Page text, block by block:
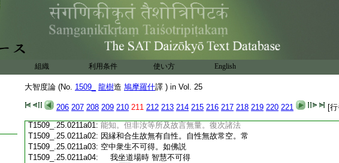
組織 利用条件 使い方 English
大智度論 (No. 1509_ 龍樹造 鳩摩羅什譯 ) in Vol. 25
206 207 208 209 210 211 212 213 214 215 216 217 218 219 220 221 [
T1509_.25.0210c19:亦必當滅。菩薩得一切種智時。身出光明
T1509_.25.0210c20: 照無量世界。一一光明變化作無量身。度
T1509_.25.0210c21:十方無量衆生。涅槃後八萬四千法聚。舍利
T1509_.25.0210c22:
化度衆生。如劫盡火照久亦復滅。問曰。汝
自言光明變化作無量身。度十方無量衆生。
今何以言有量因縁故。所度亦應有量。答
T1509_.25.0210c25:曰。無量有二種。一者實無量。諸聖人所不
T1509_.25.0210c26: 能量。譬如虚空涅槃衆生性是不可量。二
T1509_.25.0210c27:者有法可量。但力劣者不能量。譬如須彌
T1509_.25.0210c28: 山大海水斤兩 13
渧數多少。諸佛菩薩能知。諸
T1509_.25.0211a01: 能知。但非汝等所及故言無量。復次諸法
T1509_.25.0211a02: 因縁和合生故無有自性。自性無故常空。常
T1509_.25.0211a03: 空中衆生不可得。如佛説
T1509_.25.0211a04:
我坐道場時 智慧不可得